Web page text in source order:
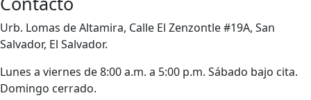
Urb. Lomas de Altamira, Calle El Zenzontle #19A, San
Salvador, El Salvador.
Lunes a viernes de 8:00 a.m. a 5:00 p.m. Sábado bajo cita.
Domingo cerrado.